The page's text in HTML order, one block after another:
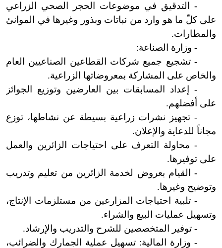
- التدقيق في موضوعات الحجر الصحي الزراعي
على كلّ ما هو وارد من نباتات وبذور وغيرها في الموانئ
والمطارات.
- وزارة الصناعة:
- تشجيع جميع شركات القطاعين الصناعيين العام
والخاص على المشاركة بمعروضاتها الزراعية.
- إعداد المسابقات بين العارضين وتوزيع الجوائز
على أفضلهم.
- تجهيز نشرات زراعية بسيطة عن نشاطها، توزع
مجاناً للدعاية والإعلان.
- محاولة التعرف على احتياجات الزائرين والعمل
على توفيرها.
- القيام بعروض لخدمة الزائرين من تعليم وتدريب
وتوضيح وغيرها.
- تلبية احتياجات المزارعين من مستلزمات الإنتاج،
وتسهيل عمليات البيع والشراء.
- توفير المتخصصين للشرح والتدريب والإرشاد.
- وزارة المالية: تسهيل عملية الجمارك والضرائب،